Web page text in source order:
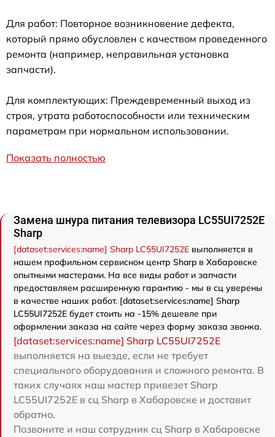
Для работ: Повторное возникновение дефекта,
который прямо обусловлен с качеством проведенного
ремонта (например, неправильная установка
запчасти).
Для комплектующих: Преждевременный выход из
строя, утрата работоспособности или техническим
параметрам при нормальном использовании.
Показать полностью
Замена шнура питания телевизора LC55UI7252E
Sharp
[dataset:services:name] Sharp LC55UI7252E выполняется в
нашем профильном сервисном центр Sharp в Хабаровске
опытными мастерами. На все виды работ и запчасти
предоставляем расширенную гарантию - мы в сц уверены
в качестве наших работ. [dataset:services:name] Sharp
LC55UI7252E будет стоить на -15% дешевле при
оформлении заказа на сайте через форму заказа звонка.
[dataset:services:name] Sharp LC55UI7252E
выполняется на выезде, если не требует
специального оборудования и сложного ремонта. В
таких случаях наш мастер привезет Sharp
LC55UI7252E в сц Sharp в Хабаровске и доставит
обратно.
Позвоните и наш сотрудник сц Sharp в Хабаровске